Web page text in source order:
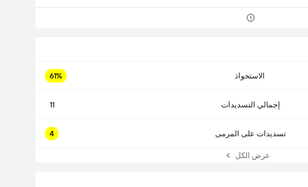
الاستحواذ 61%
إجمالي التسديدات 11
تسديدات على المرمى 4
عرض الكل